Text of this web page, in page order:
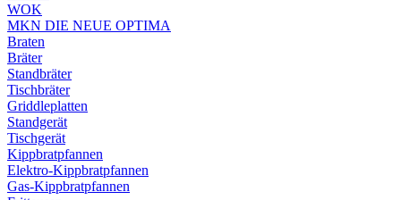
WOK
MKN DIE NEUE OPTIMA
Braten
Bräter
Standbräter
Tischbräter
Griddleplatten
Standgerät
Tischgerät
Kippbratpfannen
Elektro-Kippbratpfannen
Gas-Kippbratpfannen